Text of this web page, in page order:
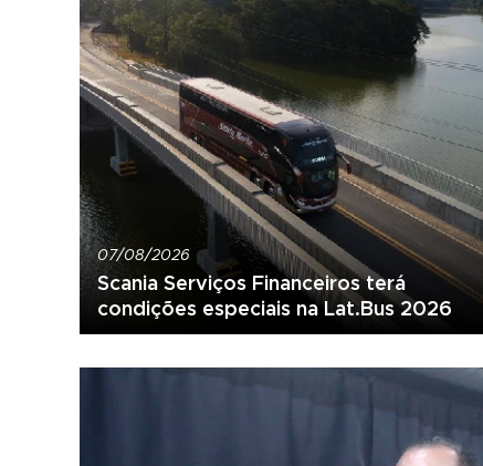
07/08/2026
Scania Serviços Financeiros terá
condições especiais na Lat.Bus 2026